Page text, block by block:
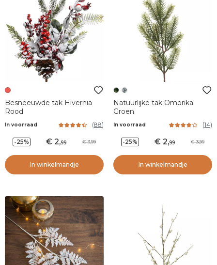
Besneeuwde tak Hivernia
Rood
In voorraad (88)
-25% 2,99 3,99
In winkelmandje
Natuurlijke tak Omorika
Groen
In voorraad (14)
-25% 2,99 3,99
In winkelmandje